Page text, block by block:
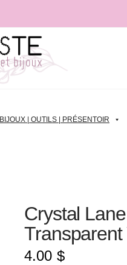
BIJOUX | OUTILS | PRÉSENTOIR
Crystal
Transparent
4.00 $